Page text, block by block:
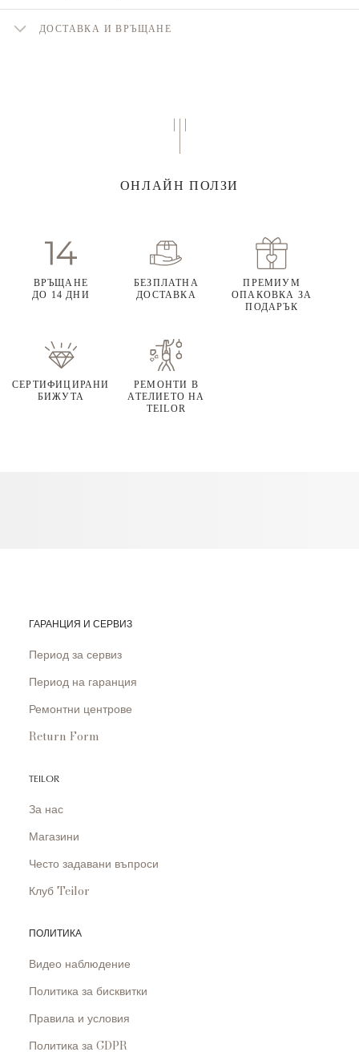
ДОСТАВКА И ВРЪЩАНЕ
ОНЛАЙН ПОЛЗИ
ВРЪЩАНЕ
ДО 14 ДНИ
БЕЗПЛАТНА
ДОСТАВКА
ПРЕМИУМ
ОПАКОВКА ЗА
ПОДАРЪК
СЕРТИФИЦИРАНИ
БИЖУТА
РЕМОНТИ В
АТЕЛИЕТО НА
TEILOR
ГАРАНЦИЯ И СЕРВИЗ
Период за сервиз
Период на гаранция
Ремонтни центрове
Return Form
TEILOR
За нас
Магазини
Често задавани въпроси
Клуб Teilor
ПОЛИТИКА
Видео наблюдение
Политика за бисквитки
Правила и условия
Политика за GDPR